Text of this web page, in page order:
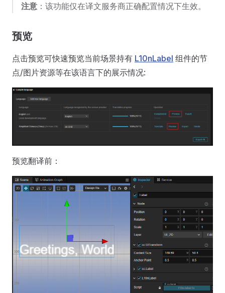
注意 ：该功能仅在译文服务商正确配置情况下生效。
预览
点击预览可快速预览当前场景持有 L10nLabel 组件的节
点/图片资源等在该语言下的展示情况:
预览翻译前：